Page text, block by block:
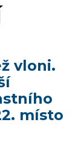
vloni.
místo